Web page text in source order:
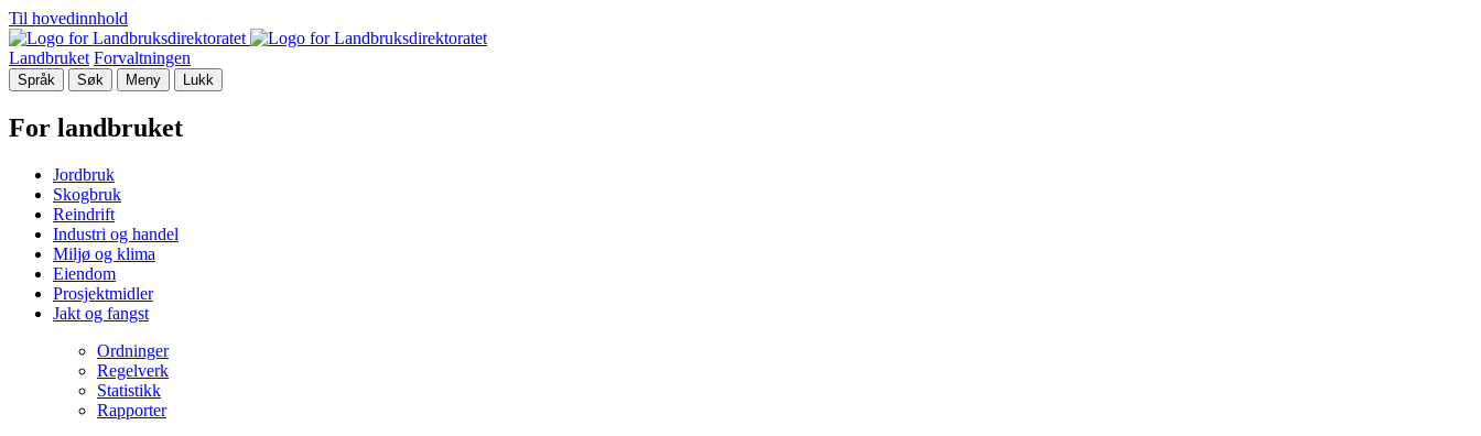
Til hovedinnhold
Landbruket Forvaltningen
Språk Søk Meny Lukk
For landbruket
Jordbruk
Skogbruk
Reindrift
Industri og handel
Miljø og klima
Eiendom
Prosjektmidler
Jakt og fangst
Ordninger
Regelverk
Statistikk
Rapporter